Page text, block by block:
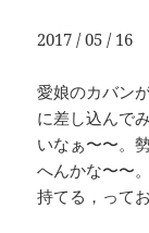
2017 / 05 / 16
愛娘のカバン
に差し込んで
いなぁ〜〜。
へんかな〜〜
持てる，って